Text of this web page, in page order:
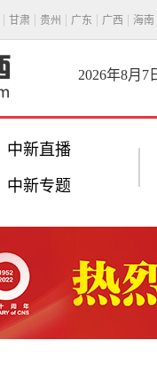
甘肃 贵州 广东 广西 海南
2026年8月7
中新直播
中新专题